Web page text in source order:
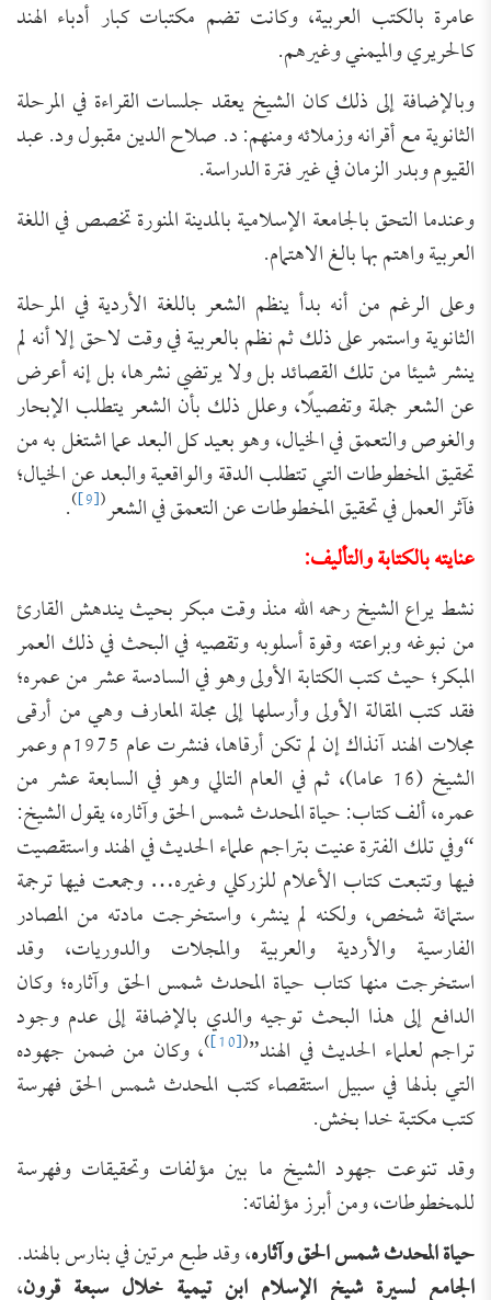
عامرة بالكتب العربية، وكانت تضم مكتبات كبار أدباء الهند
كالحريري والميمني وغيرهم.
وبالإضافة إلى ذلك كان الشيخ يعقد جلسات القراءة في المرحلة
الثانوية مع أقرانه وزملائه ومنهم: د. صلاح الدين مقبول ود. عبد
القيوم وبدر الزمان في غير فترة الدراسة.
وعندما التحق بالجامعة الإسلامية بالمدينة المنورة تخصص في اللغة
العربية واهتم بها بالغ الاهتمام.
وعلى الرغم من أنه بدأ ينظم الشعر باللغة الأردية في المرحلة
الثانوية واستمر على ذلك ثم نظم بالعربية في وقت لاحق إلا أنه لم
ينشر شيئا من تلك القصائد بل ولا يرتضي نشرها، بل إنه أعرض
عن الشعر جملة وتفصيلًا، وعلل ذلك بأن الشعر يتطلب الإبحار
والغوص والتعمق في الخيال، وهو بعيد كل البعد عما اشتغل به من
تحقيق المخطوطات التي تتطلب الدقة والواقعية والبعد عن الخيال؛
فآثر العمل في تحقيق المخطوطات عن التعمق في الشعر(
[9]
)
.
عنايته بالكتابة والتأليف:
نشط يراع الشيخ رحمه الله منذ وقت مبكر بحيث يندهش القارئ
من نبوغه وبراعته وقوة أسلوبه وتقصيه في البحث في ذلك العمر
المبكر؛ حيث كتب الكتابة الأولى وهو في السادسة عشر من عمره؛
فقد كتب المقالة الأولى وأرسلها إلى مجلة المعارف وهي من أرقى
مجلات الهند آنذاك إن لم تكن أرقاها، فنشرت عام 1975م وعمر
الشيخ (16 عاما)، ثم في العام التالي وهو في السابعة عشر من
عمره، ألف كتاب: حياة المحدث شمس الحق وآثاره، يقول الشيخ:
“وفي تلك الفترة عنيت بتراجم علماء الحديث في الهند واستقصيت
فيها وتتبعت كتاب الأعلام للزركلي وغيره… وجمعت فيها ترجمة
ستمائة شخص، ولكنه لم ينشر، واستخرجت مادته من المصادر
الفارسية والأردية والعربية والمجلات والدوريات، وقد
استخرجت منها كتاب حياة المحدث شمس الحق وآثاره؛ وكان
الدافع إلى هذا البحث توجيه والدي بالإضافة إلى عدم وجود
تراجم لعلماء الحديث في الهند”(
[10]
)، وكان من ضمن جهوده
التي بذلها في سبيل استقصاء كتب المحدث شمس الحق فهرسة
كتب مكتبة خدا بخش.
وقد تنوعت جهود الشيخ ما بين مؤلفات وتحقيقات وفهرسة
للمخطوطات، ومن أبرز مؤلفاته:
حياة المحدث شمس الحق وآثاره، وقد طبع مرتين في بنارس بالهند.
الجامع لسيرة شيخ الإسلام ابن تيمية خلال سبعة قرون،